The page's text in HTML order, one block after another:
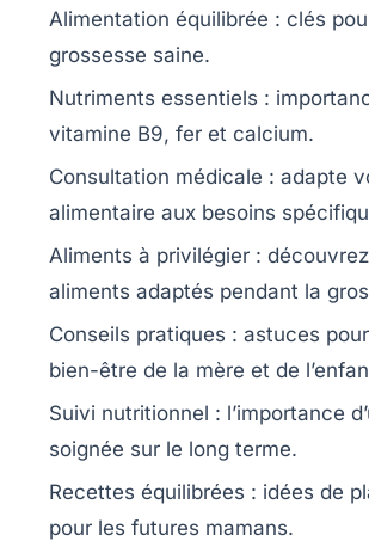
Alimentation équilibrée : clés
grossesse saine.
Nutriments essentiels :
vitamine B9, fer et calcium.
Consultation médicale : adapte
alimentaire aux besoins
Aliments à privilégier :
aliments adaptés pendant la
Conseils pratiques : astuces
bien-être de la mère et de
Suivi nutritionnel : l’importance
soignée sur le long terme.
Recettes équilibrées : idées de
pour les futures mamans.